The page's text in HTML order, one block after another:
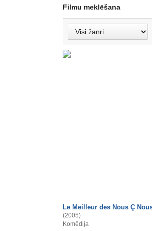
Filmu meklēšana
Le Meilleur des Nous Ç
(2005)
Komēdija